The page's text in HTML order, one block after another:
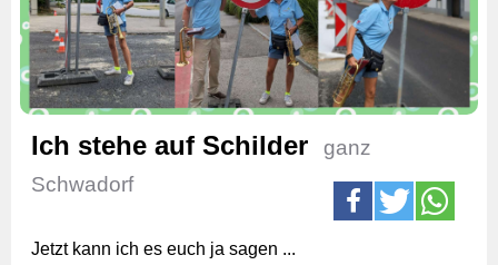
Ich stehe auf Schilder
ganz
Schwadorf
Jetzt kann ich es euch ja sagen ...